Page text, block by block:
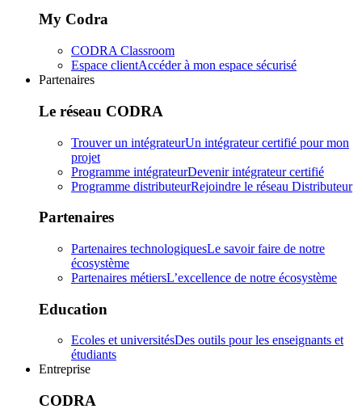
My Codra
CODRA Classroom
Espace clientAccéder à mon espace sécurisé
Partenaires
Le réseau CODRA
Trouver un intégrateurUn intégrateur certifié pour mon
projet
Programme intégrateurDevenir intégrateur certifié
Programme distributeurRejoindre le réseau Distributeur
Partenaires
Partenaires technologiquesLe savoir faire de notre
écosystème
Partenaires métiersL’excellence de notre écosystème
Education
Ecoles et universitésDes outils pour les enseignants et
étudiants
Entreprise
CODRA